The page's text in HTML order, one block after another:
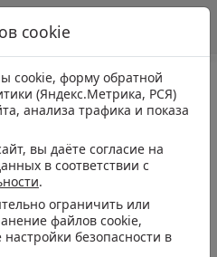
cookie
cookie, форму обратной
(Яндекс.Метрика, РСЯ)
анализа трафика и показа
вы даёте согласие на
в соответствии с
.
ограничить или
файлов cookie,
безопасности в